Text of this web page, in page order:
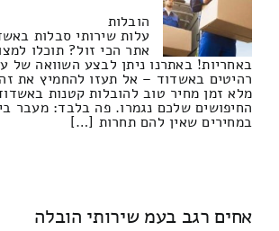
הובלות
עלות שירותי סבלות
אתר הכי זול? תוכלו
באחריות! באתרנו ניתן לבצע השוואה של
רהיטים באשדוד – אל תעזו להחמיץ את
מלא זמן מחיר טוב להובלות קטנות
החיפושים שלכם נגמרו. פה בלבד: מעבר
במחירים שאין להם תחרות […]
אחים רגב בעמ שירותי הובלה